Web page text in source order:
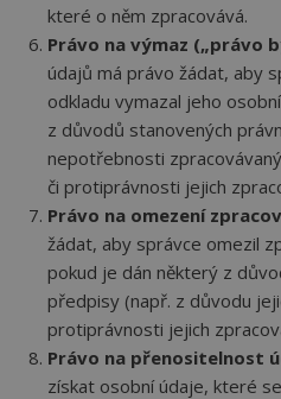
které o něm zpracovává.
Právo na výmaz („právo
údajů má právo žádat, aby
odkladu vymazal jeho
z důvodů stanovených
nepotřebnosti
či protiprávnosti jejich
Právo na omezení
žádat, aby správce omezil
pokud je dán některý z
předpisy (např. z důvodu
protiprávnosti jejich
Právo na přenositelnost
získat osobní údaje, které
__cf_bm
id